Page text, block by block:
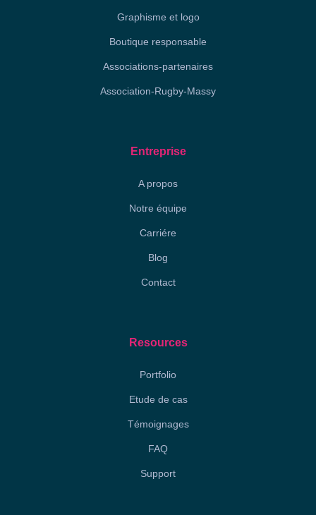
Graphisme et logo
Boutique responsable
Associations-partenaires
Association-Rugby-Massy
Entreprise
A propos
Notre équipe
Carriére
Blog
Contact
Resources
Portfolio
Etude de cas
Témoignages
FAQ
Support